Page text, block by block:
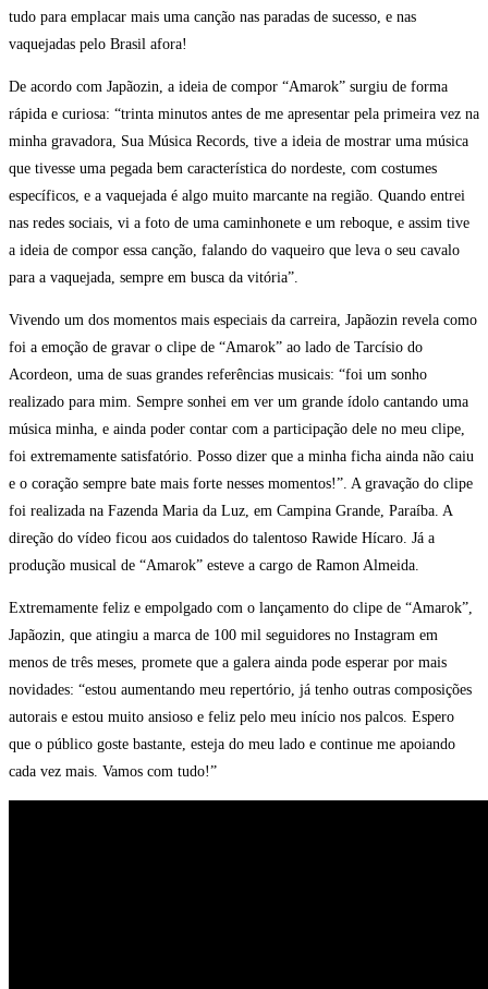
tudo para emplacar mais uma canção nas paradas de sucesso, e nas
vaquejadas pelo Brasil afora!
De acordo com Japãozin, a ideia de compor “Amarok” surgiu de forma
rápida e curiosa: “trinta minutos antes de me apresentar pela primeira vez na
minha gravadora, Sua Música Records, tive a ideia de mostrar uma música
que tivesse uma pegada bem característica do nordeste, com costumes
específicos, e a vaquejada é algo muito marcante na região. Quando entrei
nas redes sociais, vi a foto de uma caminhonete e um reboque, e assim tive
a ideia de compor essa canção, falando do vaqueiro que leva o seu cavalo
para a vaquejada, sempre em busca da vitória”.
Vivendo um dos momentos mais especiais da carreira, Japãozin revela como
foi a emoção de gravar o clipe de “Amarok” ao lado de Tarcísio do
Acordeon, uma de suas grandes referências musicais: “foi um sonho
realizado para mim. Sempre sonhei em ver um grande ídolo cantando uma
música minha, e ainda poder contar com a participação dele no meu clipe,
foi extremamente satisfatório. Posso dizer que a minha ficha ainda não caiu
e o coração sempre bate mais forte nesses momentos!”. A gravação do clipe
foi realizada na Fazenda Maria da Luz, em Campina Grande, Paraíba. A
direção do vídeo ficou aos cuidados do talentoso Rawide Hícaro. Já a
produção musical de “Amarok” esteve a cargo de Ramon Almeida.
Extremamente feliz e empolgado com o lançamento do clipe de “Amarok”,
Japãozin, que atingiu a marca de 100 mil seguidores no Instagram em
menos de três meses, promete que a galera ainda pode esperar por mais
novidades: “estou aumentando meu repertório, já tenho outras composições
autorais e estou muito ansioso e feliz pelo meu início nos palcos. Espero
que o público goste bastante, esteja do meu lado e continue me apoiando
cada vez mais. Vamos com tudo!”